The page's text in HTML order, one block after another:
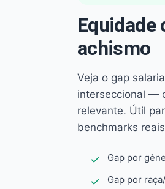
Equidade
achismo
Veja o gap
interseccional —
relevante. Útil
benchmarks
Gap por
Gap por